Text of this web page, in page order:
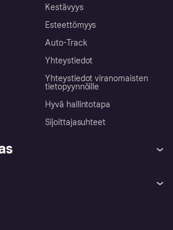
Kestävyys
Esteettömyys
Auto-Track
Yhteystiedot
Yhteystiedot viranomaisten
tietopyynnöille
Hyvä hallintotapa
Sijoittajasuhteet